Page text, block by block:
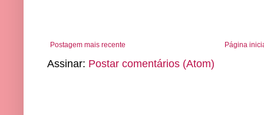
Postagem mais recente Página
Assinar: Postar comentários (Atom)